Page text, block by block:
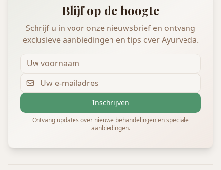
Blijf op de hoogte
Schrijf u in voor onze nieuwsbrief en ontvang
exclusieve aanbiedingen en tips over Ayurveda.
Inschrijven
Ontvang updates over nieuwe behandelingen en speciale
aanbiedingen.